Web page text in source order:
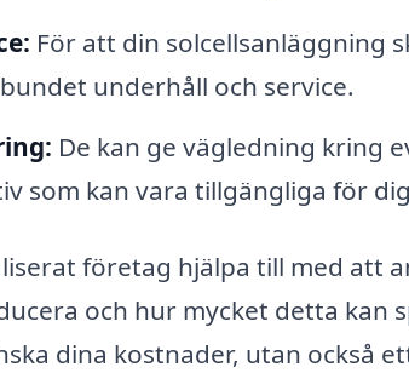
För att din solcellsanläggning
underhåll och service.
De kan ge vägledning kring
som kan vara tillgängliga för
företag hjälpa till med att
och hur mycket detta kan
dina kostnader, utan också